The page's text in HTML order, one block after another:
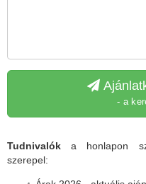
- a
Tudnivalók a honlapon
szerepel: